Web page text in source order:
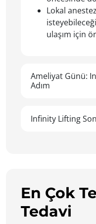
Lokal
ulaşım için
Ameliyat Günü:
Adım
Infinity Lifting
En Çok
Tedavi